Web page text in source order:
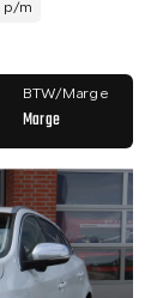
p/m
BTW/Marge
Marge